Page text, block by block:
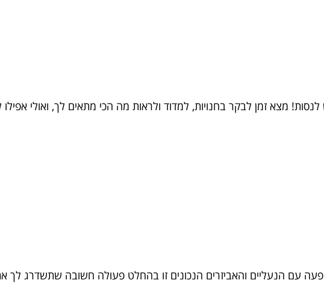
מצא זמן לבקר בחנויות, למדוד ולראות מה הכי מתאים לך, ואולי
עם הנעליים והאביזרים הנכונים זו בהחלט פעולה חשובה שתשדרג לך